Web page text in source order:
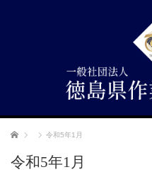
ホーム 令和5年1月
令和5年1月